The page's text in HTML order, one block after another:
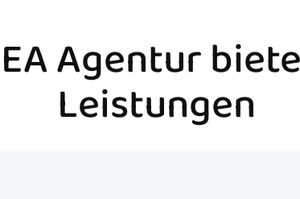
Agentur
Leistungen